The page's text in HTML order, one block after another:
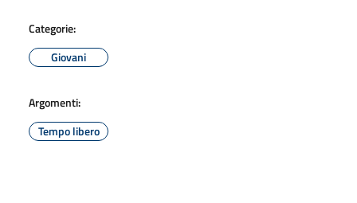
Categorie:
Giovani
Argomenti:
Tempo libero